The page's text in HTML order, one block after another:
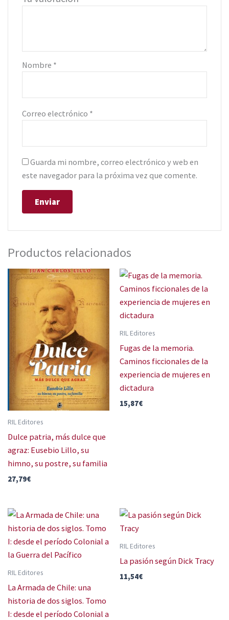
Nombre *
Correo electrónico *
Guarda mi nombre, correo electrónico y web en
este navegador para la próxima vez que comente.
Productos relacionados
RIL Editores
Dulce patria, más dulce que
agraz: Eusebio Lillo, su
himno, su postre, su familia
27,79€
RIL Editores
Fugas de la memoria.
Caminos ficcionales de la
experiencia de mujeres en
dictadura
15,87€
RIL Editores
La Armada de Chile: una
historia de dos siglos. Tomo
I: desde el período Colonial a
RIL Editores
La pasión según Dick Tracy
11,54€